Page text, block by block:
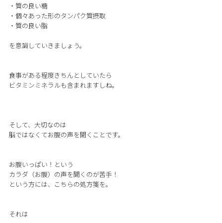
・質の良い糖
・個々あった形のタンパク質摂取
・質の良い脂
を意識していきましょう。
食事がある程度きちんとしていたら
ビタミンミネラルも含まれますしね。
そして、大切なのは
脳ではなくてお腹の声を聞くことです。
お腹いっぱい！という
カラダ（お腹）の声を聞くのが苦手！
という方には、こちらの処方箋を。
それは